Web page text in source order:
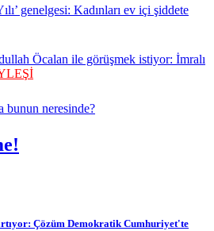
genelgesi: Kadınları ev içi şiddete
Öcalan ile görüşmek istiyor: İmralı
bunun neresinde?
Çözüm Demokratik Cumhuriyet'te